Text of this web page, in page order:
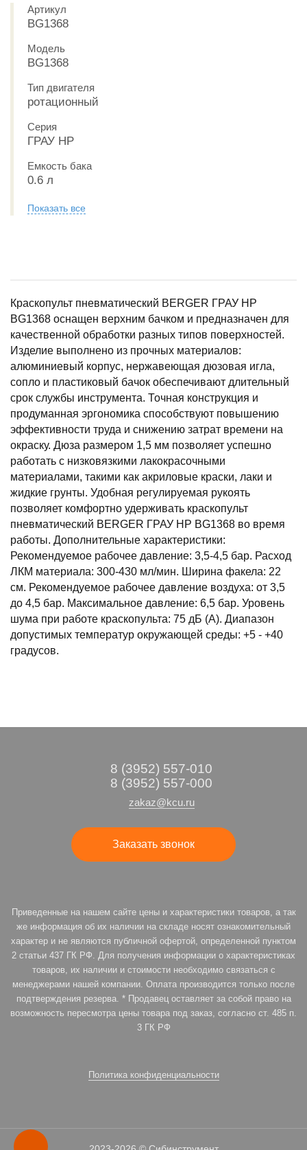
Артикул
BG1368
Модель
BG1368
Тип двигателя
ротационный
Серия
ГРАУ HP
Емкость бака
0.6 л
Показать все
Краскопульт пневматический BERGER ГРАУ HP
BG1368 оснащен верхним бачком и предназначен для
качественной обработки разных типов поверхностей.
Изделие выполнено из прочных материалов:
алюминиевый корпус, нержавеющая дюзовая игла,
сопло и пластиковый бачок обеспечивают длительный
срок службы инструмента. Точная конструкция и
продуманная эргономика способствуют повышению
эффективности труда и снижению затрат времени на
окраску. Дюза размером 1,5 мм позволяет успешно
работать с низковязкими лакокрасочными
материалами, такими как акриловые краски, лаки и
жидкие грунты. Удобная регулируемая рукоять
позволяет комфортно удерживать краскопульт
пневматический BERGER ГРАУ HP BG1368 во время
работы. Дополнительные характеристики:
Рекомендуемое рабочее давление: 3,5-4,5 бар. Расход
ЛКМ материала: 300-430 мл/мин. Ширина факела: 22
см. Рекомендуемое рабочее давление воздуха: от 3,5
до 4,5 бар. Максимальное давление: 6,5 бар. Уровень
шума при работе краскопульта: 75 дБ (A). Диапазон
допустимых температур окружающей среды: +5 - +40
градусов.
8 (3952) 557-010
8 (3952) 557-000
zakaz@kcu.ru
Заказать звонок
Приведенные на нашем сайте цены и характеристики товаров, а так
же информация об их наличии на складе носят ознакомительный
характер и не являются публичной офертой, определенной пунктом
2 статьи 437 ГК РФ. Для получения информации о характеристиках
товаров, их наличии и стоимости необходимо связаться с
менеджерами нашей компании. Оплата производится только после
подтверждения резерва. * Продавец оставляет за собой право на
возможность пересмотра цены товара под заказ, согласно ст. 485 п.
3 ГК РФ
Политика конфиденциальности